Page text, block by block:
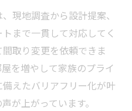
現地調査から設計提案、
まで一貫して対応してく
取り変更を依頼できま
を増やして家族のプライ
えたバリアフリー化が叶
が上がっています。